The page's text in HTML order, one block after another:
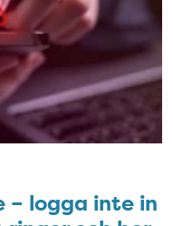
– logga inte in